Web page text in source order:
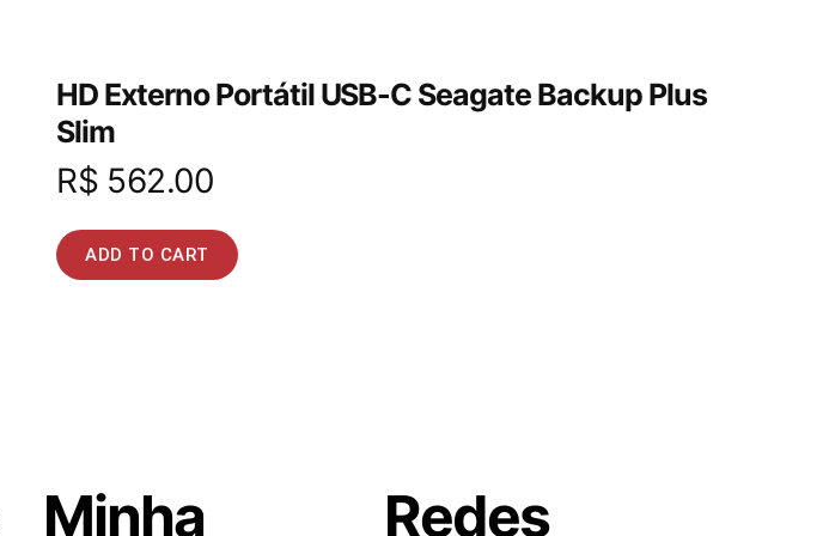
HD Externo Portátil USB-C Seagate Backup Plus
Slim
R$ 562.00
ADD TO CART
Minha Redes